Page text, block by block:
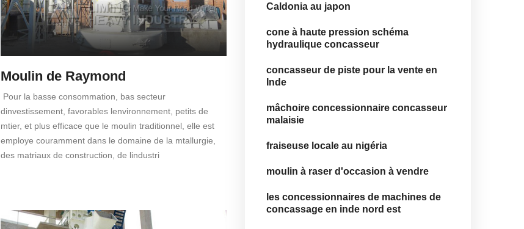
Moulin de Raymond
Pour la basse consommation, bas secteur
dinvestissement, favorables lenvironnement, petits de
mtier, et plus efficace que le moulin traditionnel, elle est
employe couramment dans le domaine de la mtallurgie,
des matriaux de construction, de lindustri
Caldonia au japon
cone à haute pression schéma
hydraulique concasseur
concasseur de piste pour la vente en
Inde
mâchoire concessionnaire concasseur
malaisie
fraiseuse locale au nigéria
moulin à raser d'occasion à vendre
les concessionnaires de machines de
concassage en inde nord est